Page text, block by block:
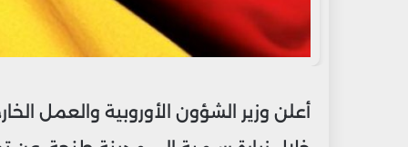
أعلن وزير الشؤون الأوروبية والعمل